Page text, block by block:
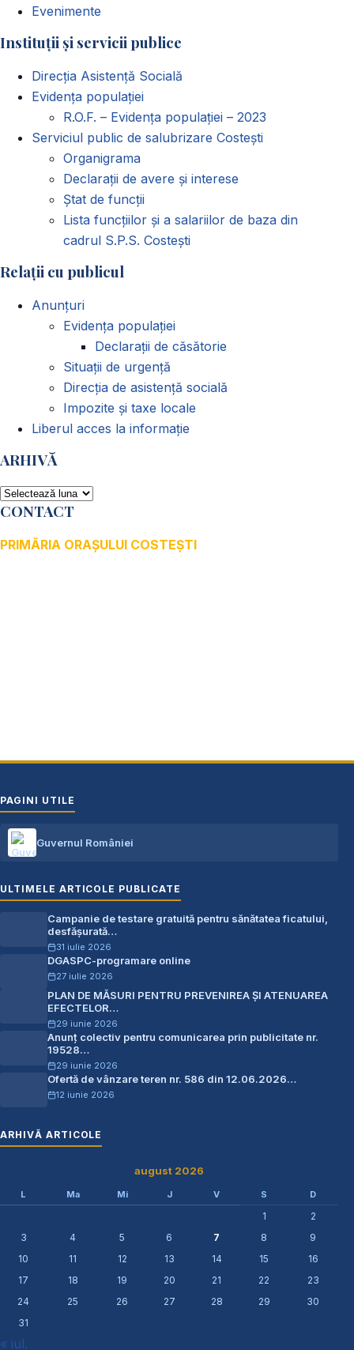
Evenimente
Instituții și servicii publice
Direcția Asistență Socială
Evidența populației
R.O.F. – Evidența populației – 2023
Serviciul public de salubrizare Costești
Organigrama
Declarații de avere și interese
Ștat de funcții
Lista funcțiilor și a salariilor de baza din
cadrul S.P.S. Costești
Relații cu publicul
Anunțuri
Evidența populației
Declarații de căsătorie
Situații de urgență
Direcția de asistență socială
Impozite și taxe locale
Liberul acces la informație
ARHIVĂ
ARHIVĂ
CONTACT
PRIMĂRIA ORAȘULUI COSTEȘTI
PAGINI UTILE
Guvernul României
ULTIMELE ARTICOLE PUBLICATE
Campanie de testare gratuită pentru sănătatea ficatului,
desfășurată…
31 iulie 2026
DGASPC-programare online
27 iulie 2026
PLAN DE MĂSURI PENTRU PREVENIREA ŞI ATENUAREA
EFECTELOR…
29 iunie 2026
Anunț colectiv pentru comunicarea prin publicitate nr.
19528…
29 iunie 2026
Ofertă de vânzare teren nr. 586 din 12.06.2026…
12 iunie 2026
ARHIVĂ ARTICOLE
august 2026
L Ma Mi J V S D
1
2
3
4 5 6 7 8
9
10
11 12 13 14 15
16
17
18 19 20 21 22
23
24
25 26 27 28 29
30
31
« iul.